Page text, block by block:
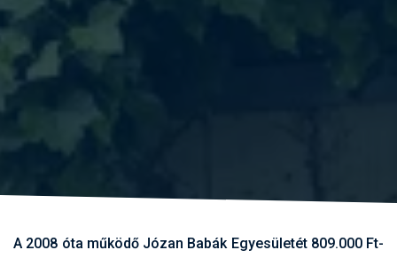
A 2008 óta működő Józan Babák Egyesületét 809.000 Ft-